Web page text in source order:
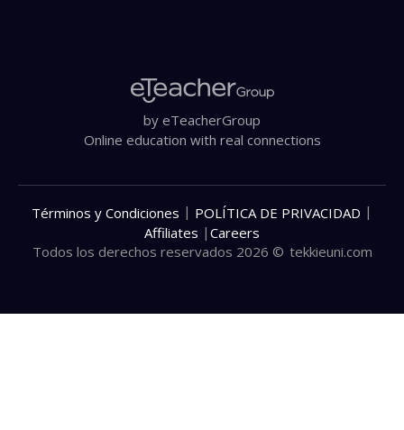
by eTeacherGroup
Online education with real connections
Todos los derechos reservados 2026 © tekkieuni.com
Términos y Condiciones | POLÍTICA DE PRIVACIDAD |
Affiliates | Careers